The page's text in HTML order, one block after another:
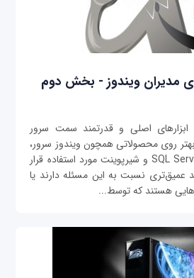
ابزارهای اصلی و قدرتمند سمت سرور
روی محصولاتی همچون ویندوز سرور،
SQL Server ،Exchange Server و شیرپوینت مورد استفاده قرار
عمیق‌تری نسبت به این مسئله دارند یا
هستند که توسط...